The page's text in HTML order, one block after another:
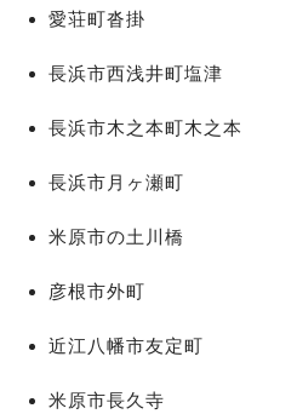
愛荘町沓掛
長浜市西浅井町塩津
長浜市木之本町木之本
長浜市月ヶ瀬町
米原市の土川橋
彦根市外町
近江八幡市友定町
米原市長久寺